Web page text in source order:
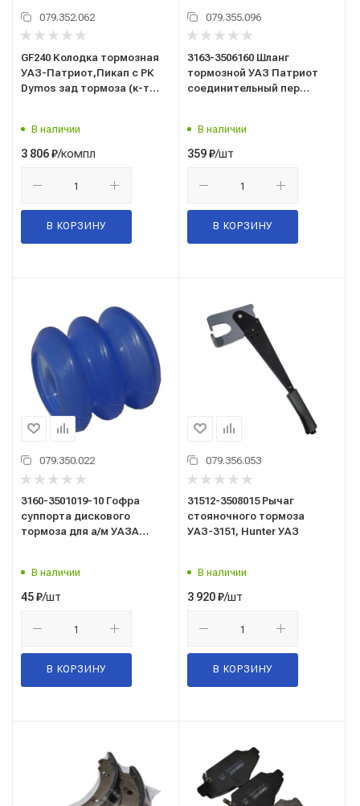
079.352.062
GF240 Колодка тормозная
УАЗ-Патриот,Пикап с РК
Dymos зад тормоза (к-т
В наличии
3 806₽/компл
В КОРЗИНУ
079.355.096
3163-3506160 Шланг
тормозной УАЗ Патриот
соединительный пер
В наличии
359₽/шт
В КОРЗИНУ
079.350.022
3160-3501019-10 Гофра
суппорта дискового
тормоза для а/м УАЗА
В наличии
45₽/шт
В КОРЗИНУ
079.356.053
31512-3508015 Рычаг
стояночного тормоза
УАЗ-3151, Hunter УАЗ
В наличии
3 920₽/шт
В КОРЗИНУ